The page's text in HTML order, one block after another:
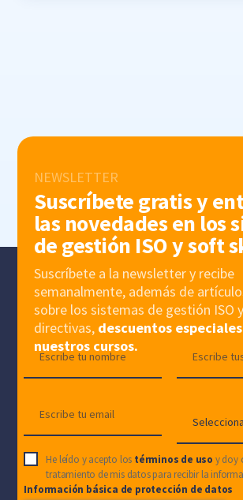
NEWSLETTER
Suscríbete gratis y
las novedades en los
de gestión ISO y soft
Suscríbete a la newsletter y recibe
semanalmente, además de
sobre los sistemas de gestión ISO
directivas, descuentos
nuestros cursos.
He leído y acepto los términos de uso y doy
tratamiento de mis datos para recibir la
Información básica de protección de datos